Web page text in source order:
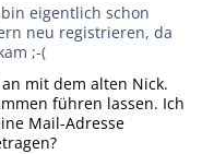
eigentlich schon
neu registrieren, da
;-(
mit dem alten Nick.
führen lassen. Ich
Mail-Adresse